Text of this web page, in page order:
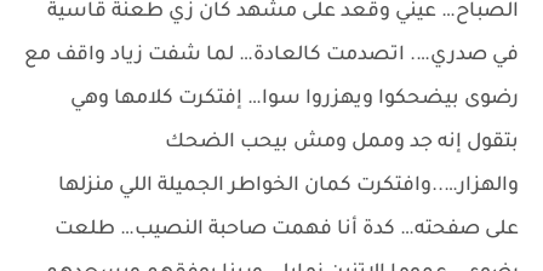
الصباح… عيني وقعد على مشهد كان زي طعنة قاسية
في صدري…. اتصدمت كالعادة… لما شفت زياد واقف مع
رضوى بيضحكوا ويهزروا سوا… إفتكرت كلامها وهي
بتقول إنه جد وممل ومش بيحب الضحك
والهزار…..وافتكرت كمان الخواطر الجميلة اللي منزلها
على صفحته… كدة أنا فهمت صاحبة النصيب… طلعت